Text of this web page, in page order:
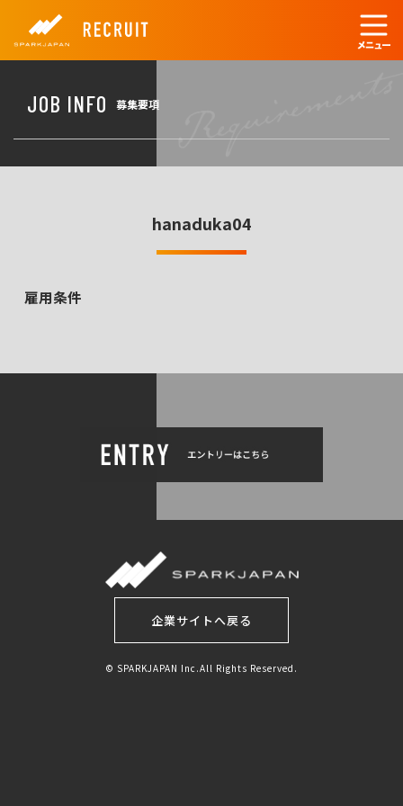
JOB INFO 募集要項
hanaduka04
雇用条件
企業サイトへ戻る
© SPARKJAPAN Inc.All Rights Reserved.